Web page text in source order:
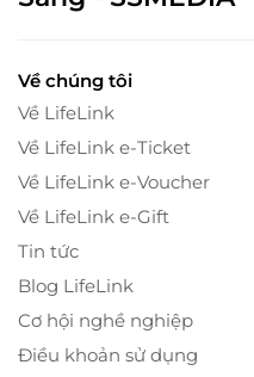
Về chúng tôi
Về LifeLink
Về LifeLink e-Ticket
Về LifeLink e-Voucher
Về LifeLink e-Gift
Tin tức
Blog LifeLink
Cơ hội nghề nghiệp
Điều khoản sử dụng